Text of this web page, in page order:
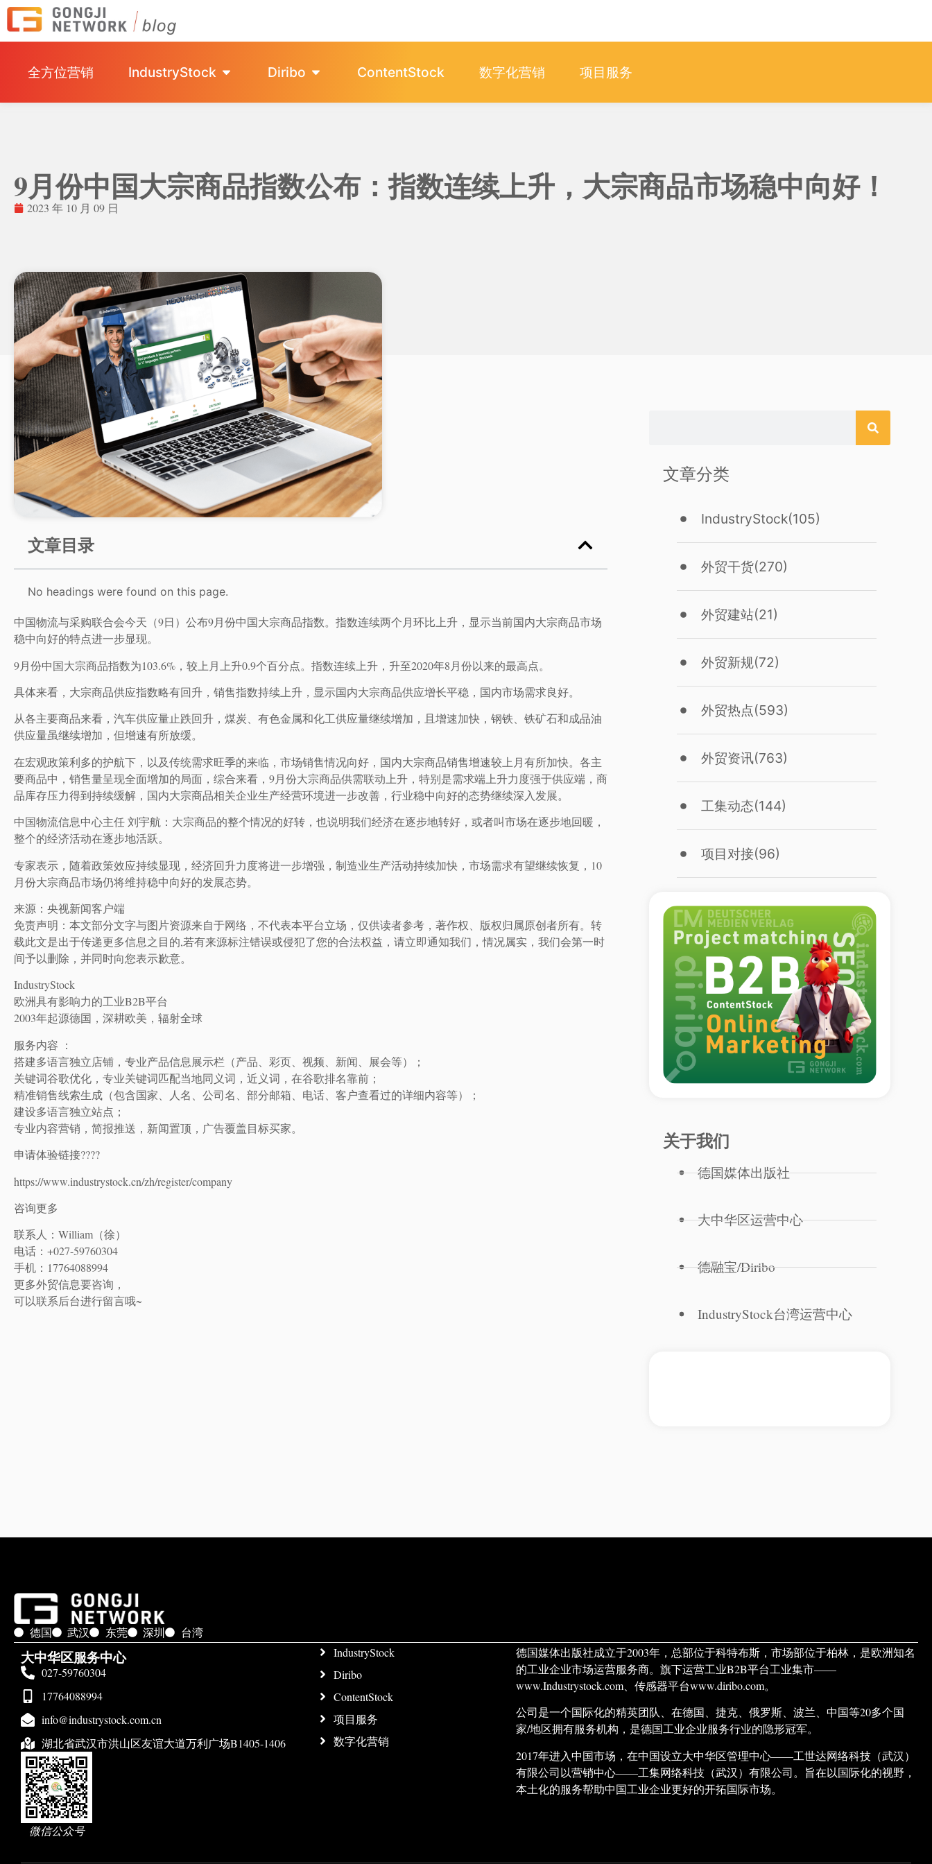
全方位营销 IndustryStock Diribo ContentStock 数字化营销 项目服务
9月份中国大宗商品指数公布：指数连续上升，大宗商品市场稳中向好！
2023 年 10 月 09 日
文章目录
No headings were found on this page.
中国物流与采购联合会今天（9日）公布9月份中国大宗商品指数。指数连续两个月环比上升，显示当前国内大宗商品市场
稳中向好的特点进一步显现。
9月份中国大宗商品指数为103.6%，较上月上升0.9个百分点。指数连续上升，升至2020年8月份以来的最高点。
具体来看，大宗商品供应指数略有回升，销售指数持续上升，显示国内大宗商品供应增长平稳，国内市场需求良好。
从各主要商品来看，汽车供应量止跌回升，煤炭、有色金属和化工供应量继续增加，且增速加快，钢铁、铁矿石和成品油
供应量虽继续增加，但增速有所放缓。
在宏观政策利多的护航下，以及传统需求旺季的来临，市场销售情况向好，国内大宗商品销售增速较上月有所加快。各主
要商品中，销售量呈现全面增加的局面，综合来看，9月份大宗商品供需联动上升，特别是需求端上升力度强于供应端，商
品库存压力得到持续缓解，国内大宗商品相关企业生产经营环境进一步改善，行业稳中向好的态势继续深入发展。
中国物流信息中心主任 刘宇航：大宗商品的整个情况的好转，也说明我们经济在逐步地转好，或者叫市场在逐步地回暖，
整个的经济活动在逐步地活跃。
专家表示，随着政策效应持续显现，经济回升力度将进一步增强，制造业生产活动持续加快，市场需求有望继续恢复，10
月份大宗商品市场仍将维持稳中向好的发展态势。
来源：央视新闻客户端
免责声明：本文部分文字与图片资源来自于网络，不代表本平台立场，仅供读者参考，著作权、版权归属原创者所有。转
载此文是出于传递更多信息之目的,若有来源标注错误或侵犯了您的合法权益，请立即通知我们，情况属实，我们会第一时
间予以删除，并同时向您表示歉意。
IndustryStock
欧洲具有影响力的工业B2B平台
2003年起源德国，深耕欧美，辐射全球
服务内容 ：
搭建多语言独立店铺，专业产品信息展示栏（产品、彩页、视频、新闻、展会等）；
关键词谷歌优化，专业关键词匹配当地同义词，近义词，在谷歌排名靠前；
精准销售线索生成（包含国家、人名、公司名、部分邮箱、电话、客户查看过的详细内容等）；
建设多语言独立站点；
专业内容营销，简报推送，新闻置顶，广告覆盖目标买家。
申请体验链接????
https://www.industrystock.cn/zh/register/company
咨询更多
联系人：William（徐）
电话：+027-59760304
手机：17764088994
更多外贸信息要咨询，
可以联系后台进行留言哦~
文章分类
IndustryStock(105)
外贸干货(270)
外贸建站(21)
外贸新规(72)
外贸热点(593)
外贸资讯(763)
工集动态(144)
项目对接(96)
关于我们
德国媒体出版社
大中华区运营中心
德融宝/Diribo
IndustryStock台湾运营中心
德国 武汉 东莞 深圳 台湾
大中华区服务中心
027-59760304
17764088994
info@industrystock.com.cn
湖北省武汉市洪山区友谊大道万利广场B1405-1406
微信公众号
IndustryStock
Diribo
ContentStock
项目服务
数字化营销
德国媒体出版社成立于2003年，总部位于科特布斯，市场部位于柏林，是欧洲知名
的工业企业市场运营服务商。旗下运营工业B2B平台工业集市——
www.Industrystock.com、传感器平台www.diribo.com。
公司是一个国际化的精英团队、在德国、捷克、俄罗斯、波兰、中国等20多个国
家/地区拥有服务机构，是德国工业企业服务行业的隐形冠军。
2017年进入中国市场，在中国设立大中华区管理中心——工世达网络科技（武汉）
有限公司以营销中心——工集网络科技（武汉）有限公司。旨在以国际化的视野，
本土化的服务帮助中国工业企业更好的开拓国际市场。